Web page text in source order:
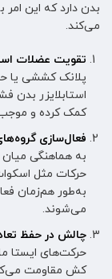
بدن دارد که این
می‌کند.
تقویت عضلات
پلانک کششی یا
استابلایزر بدن
کمک کرده و
فعال‌سازی
به هماهنگی میان
حرکات مثل
به‌طور هم‌زمان
می‌شوند.
چالش در حفظ
حرکت‌های ایستا
کش مقاومت